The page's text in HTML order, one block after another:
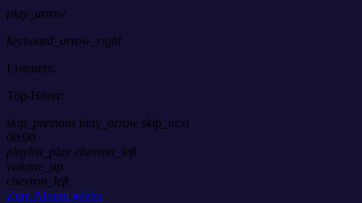
play_arrow
keyboard_arrow_right
Listeners:
Top-Hörer:
skip_previous play_arrow skip_next
00:00
playlist_play chevron_left
volume_up
chevron_left
Zum Album gehen